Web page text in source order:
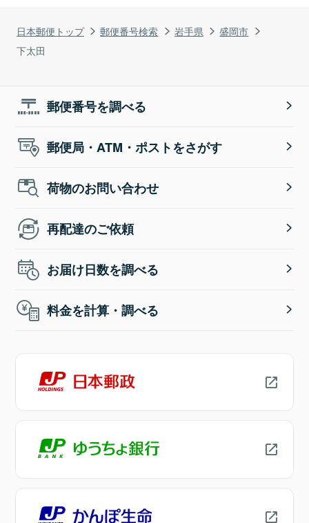
日本郵便トップ 郵便番号検索 岩手県
盛岡市
下太田
郵便番号を調べる
郵便局・ATM・ポストをさがす
荷物のお問い合わせ
再配達のご依頼
お届け日数を調べる
料金を計算・調べる